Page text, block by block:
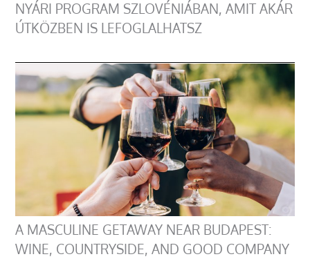
NYÁRI PROGRAM SZLOVÉNIÁBAN, AMIT AKÁR
ÚTKÖZBEN IS LEFOGLALHATSZ
A MASCULINE GETAWAY NEAR BUDAPEST:
WINE, COUNTRYSIDE, AND GOOD COMPANY